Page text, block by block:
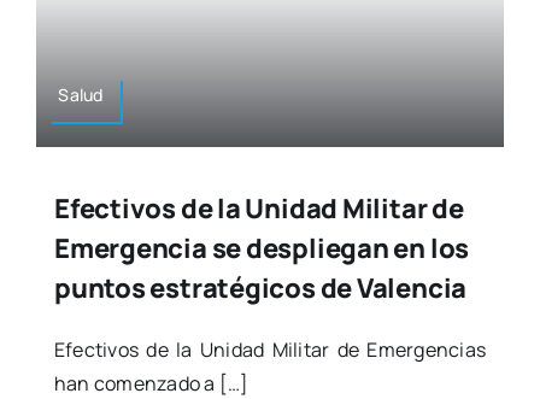
Salud
Efectivos de la Unidad Militar de
Emergencia se despliegan en los
puntos estratégicos de Valencia
Efec­ti­vos de la Uni­dad Mili­tar de Emer­gen­cias
han comen­za­do a […]